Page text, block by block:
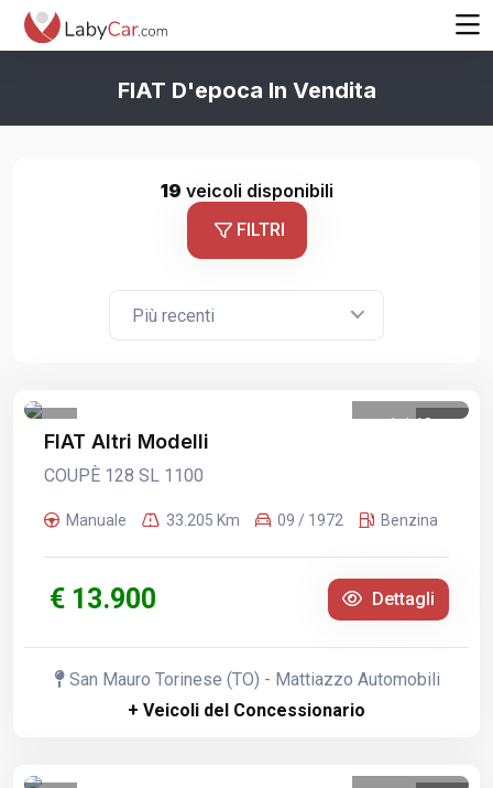
FIAT D'epoca In Vendita
19 veicoli disponibili
FILTRI
Più recenti
1 /13
FIAT Altri Modelli
COUPÈ 128 SL 1100
Manuale 33.205 Km 09 / 1972 Benzina
€ 13.900 Dettagli
San Mauro Torinese (TO) - Mattiazzo Automobili
+ Veicoli del Concessionario